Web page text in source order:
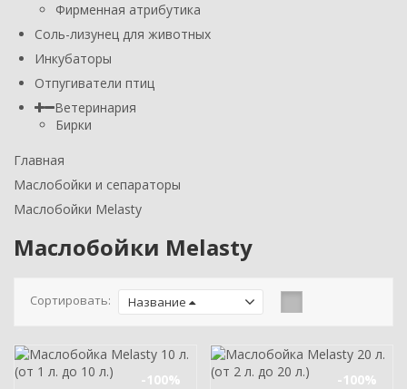
Фирменная атрибутика
Соль-лизунец для животных
Инкубаторы
Отпугиватели птиц
Ветеринария
Бирки
Главная
Маслобойки и сепараторы
Маслобойки Melasty
Маслобойки Melasty
Сортировать: Название
-100% -100%